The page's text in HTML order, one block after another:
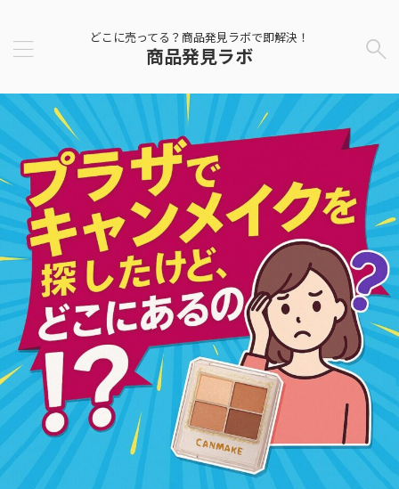
どこに売ってる？商品発見ラボで即解決！
商品発見ラボ